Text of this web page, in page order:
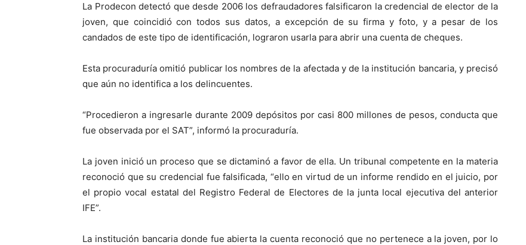
La Prodecon detectó que desde 2006 los defraudadores falsificaron la credencial de elector de la
joven, que coincidió con todos sus datos, a excepción de su firma y foto, y a pesar de los
candados de este tipo de identificación, lograron usarla para abrir una cuenta de cheques.
Esta procuraduría omitió publicar los nombres de la afectada y de la institución bancaria, y precisó
que aún no identifica a los delincuentes.
“Procedieron a ingresarle durante 2009 depósitos por casi 800 millones de pesos, conducta que
fue observada por el SAT”, informó la procuraduría.
La joven inició un proceso que se dictaminó a favor de ella. Un tribunal competente en la materia
reconoció que su credencial fue falsificada, “ello en virtud de un informe rendido en el juicio, por
el propio vocal estatal del Registro Federal de Electores de la junta local ejecutiva del anterior
IFE”.
La institución bancaria donde fue abierta la cuenta reconoció que no pertenece a la joven, por lo